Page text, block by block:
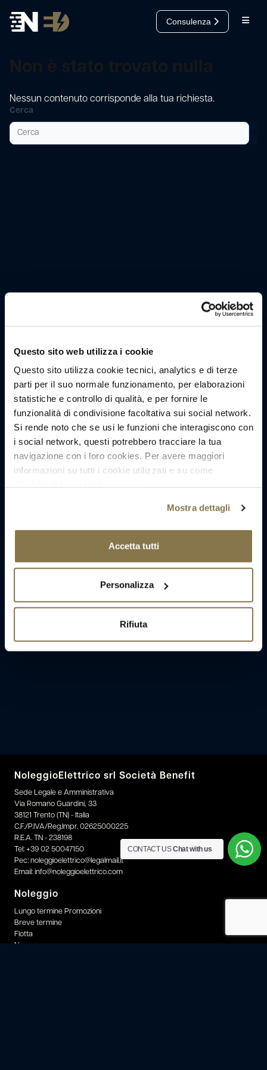
Questo sito web utilizza i cookie
Questo sito utilizza cookie tecnici, analytics e di terze
parti per il suo normale funzionamento, per elaborazioni
statistiche e controllo di qualità, e per fornire le
funzionalità di condivisione facoltativa sui social network.
Si rende noto che se usi le funzioni che interagiscono con
i social network, questi potrebbero tracciare la tua
navigazione con i loro cookies. Per avere maggiori
informazioni su tutti i cookie utilizzati e su come
Mostra dettagli
Accetta tutti
Personalizza
Rifiuta
Consulenza
Nessun contenuto corrisponde alla tua richiesta.
Cerca
NoleggioElettrico srl Società Benefit
Sede Legale e Amministrativa
Via Romano Guardini, 33
38121 Trento (TN) - Italia
C.F./P.IVA/Reg.Impr. 02625000225
R.E.A. TN - 238198
Tel: +39 02 50047150
Pec: noleggioelettrico@legalmail.it
Email: info@noleggioelettrico.com
Noleggio
Lungo termine Promozioni
Breve termine
Flotta
News
CONTACT USChat with us